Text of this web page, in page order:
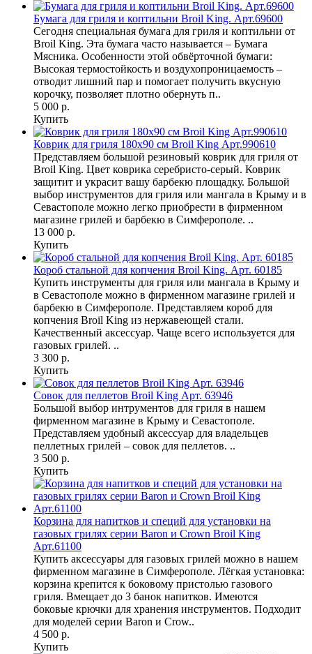
Бумага для гриля и коптильни Broil King. Арт.69600
Сегодня специальная бумага для гриля и коптильни от
Broil King. Эта бумага часто называется – Бумага
Мясника. Особенности этой обвёрточной бумаги:
Высокая термостойкость и воздухопроницаемость –
отводит лишний пар и помогает получить вкусную
корочку, позволяет плотно обернуть п..
5 000 р.
Купить
Коврик для гриля 180х90 см Broil King Арт.990610
Представляем большой резиновый коврик для гриля от
Broil King. Цвет коврика серебристо-серый. Коврик
защитит и украсит вашу барбекю площадку. Большой
выбор инструментов для гриля или мангала в Крыму и в
Севастополе можно легко приобрести в фирменном
магазине грилей и барбекю в Симферополе. ..
13 000 р.
Купить
Короб стальной для копчения Broil King. Арт. 60185
Купить инструменты для гриля или мангала в Крыму и
в Севастополе можно в фирменном магазине грилей и
барбекю в Симферополе. Представляем короб для
копчения Broil King из нержавеющей стали.
Качественный аксессуар. Чаще всего используется для
газовых грилей. ..
3 300 р.
Купить
Совок для пеллетов Broil King Арт. 63946
Большой выбор интрументов для гриля в нашем
фирменном магазине в Крыму и Севастополе.
Представляем удобный аксессуар для владельцев
пеллетных грилей – совок для пеллетов. ..
3 500 р.
Купить
Корзина для напитков и специй для установки на
газовых грилях серии Baron и Crown Broil King
Арт.61100
Купить аксессуары для газовых грилей можно в нашем
фирменном магазине в Симферополе. Лёгкая установка:
корзина крепится к боковому пристолью газового
гриля. Вмещает до 3 банок напитков. Имеются
боковые крючки для хранения инструментов. Подходит
для моделей серии Baron и Crow..
4 500 р.
Купить